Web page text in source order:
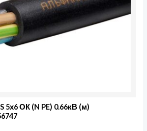
5х6 ОК (N PE) 0.66кВ (м)